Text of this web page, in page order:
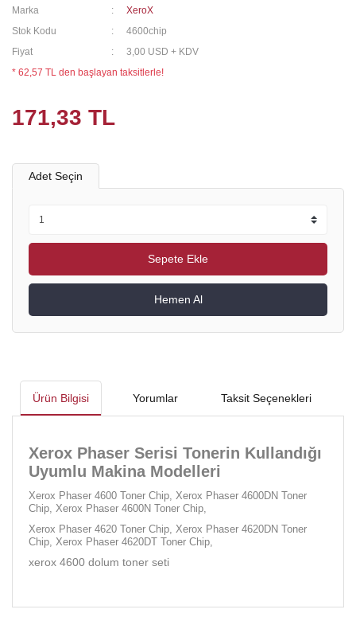
Marka
XeroX
Stok Kodu
4600chip
Fiyat
3,00 USD + KDV
* 62,57 TL den başlayan taksitlerle!
171,33 TL
Adet Seçin
Sepete Ekle
Hemen Al
Ürün Bilgisi Yorumlar Taksit Seçenekleri
Xerox Phaser Serisi Tonerin Kullandığı
Uyumlu Makina Modelleri
Xerox Phaser 4600 Toner Chip, Xerox Phaser 4600DN Toner
Chip, Xerox Phaser 4600N Toner Chip,
Xerox Phaser 4620 Toner Chip, Xerox Phaser 4620DN Toner
Chip, Xerox Phaser 4620DT Toner Chip,
xerox 4600 dolum toner seti
Bu ürünün fiyat bilgisi, resim, ürün açıklamalarında ve diğer